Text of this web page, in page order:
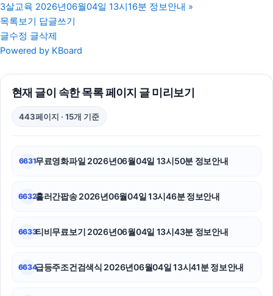
용인하수구막힘
구리하수구막힘
트립닷컴할인코드
휴대폰성지
3살교육 2026년06월04일 13시16분 정보안내 »
목록보기 답글쓰기
글수정 글삭제
Powered by KBoard
현재 글이 속한 목록 페이지 글 미리보기
443페이지 · 15개 기준
6631무료영화파일 2026년06월04일 13시50분 정보안내
6632흘러간팝송 2026년06월04일 13시46분 정보안내
6633티비무료보기 2026년06월04일 13시43분 정보안내
6634급등주조건검색식 2026년06월04일 13시41분 정보안내